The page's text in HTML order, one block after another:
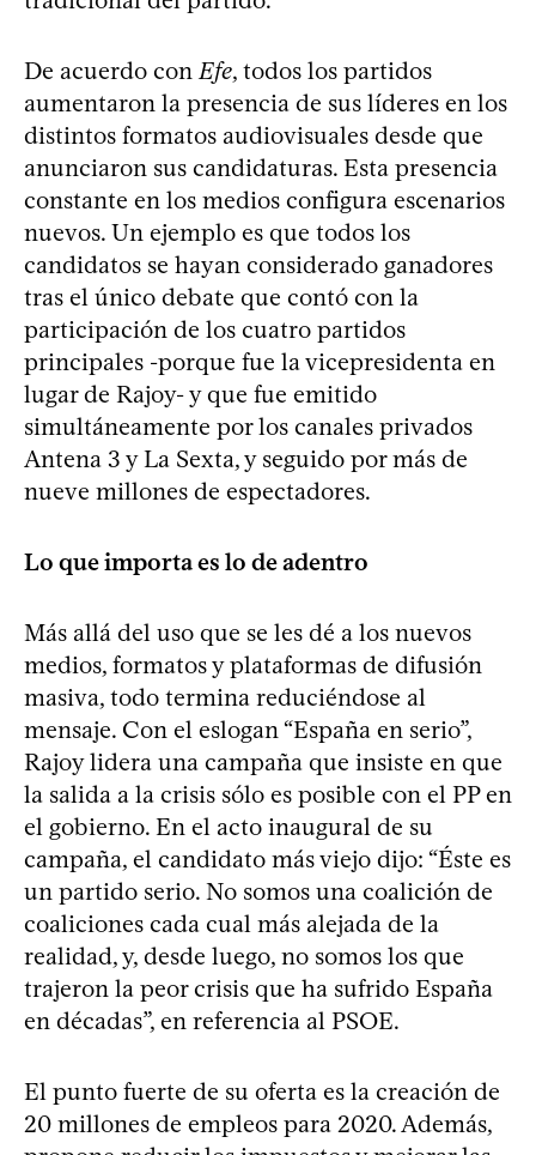
De acuerdo con Efe, todos los partidos
aumentaron la presencia de sus líderes en los
distintos formatos audiovisuales desde que
anunciaron sus candidaturas. Esta presencia
constante en los medios configura escenarios
nuevos. Un ejemplo es que todos los
candidatos se hayan considerado ganadores
tras el único debate que contó con la
participación de los cuatro partidos
principales -porque fue la vicepresidenta en
lugar de Rajoy- y que fue emitido
simultáneamente por los canales privados
Antena 3 y La Sexta, y seguido por más de
nueve millones de espectadores.
Lo que importa es lo de adentro
Más allá del uso que se les dé a los nuevos
medios, formatos y plataformas de difusión
masiva, todo termina reduciéndose al
mensaje. Con el eslogan “España en serio”,
Rajoy lidera una campaña que insiste en que
la salida a la crisis sólo es posible con el PP en
el gobierno. En el acto inaugural de su
campaña, el candidato más viejo dijo: “Éste es
un partido serio. No somos una coalición de
coaliciones cada cual más alejada de la
realidad, y, desde luego, no somos los que
trajeron la peor crisis que ha sufrido España
en décadas”, en referencia al PSOE.
El punto fuerte de su oferta es la creación de
20 millones de empleos para 2020. Además,